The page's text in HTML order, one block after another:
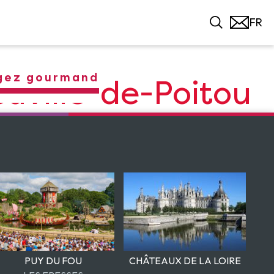
gourmand de-Poitou
PUY DU FOU
CHÂTEAUX DE LA LOIRE